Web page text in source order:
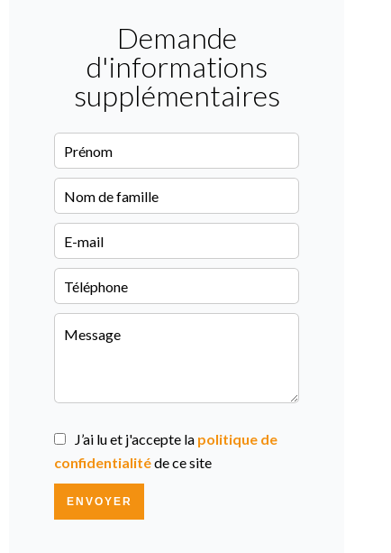
Demande
d'informations
supplémentaires
J’ai lu et j'accepte la politique de
confidentialitéde ce site
ENVOYER